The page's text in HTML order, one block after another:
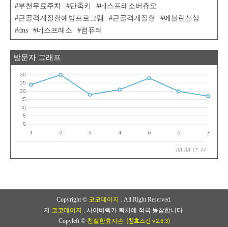
부천무료주차
단축키
네스프레소버츄오
근골격계질환예방프로그램
근골격계질환
에블린신상
dns
네스프레소 컴퓨터
방문자 그래프
08-08 17:44
Copyright © 코코데이지 . All Right Reserved.
저 코코데이지 , 사이버렉카 퇴치에 적극 동참합니다.
Copyleft © 친절한효자손 (친효스킨 v2.6.3)